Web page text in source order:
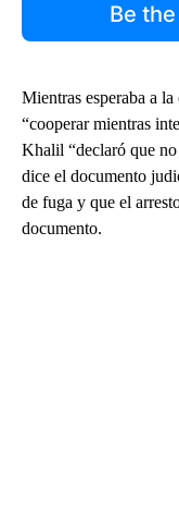
Be
Mientras esperaba a
“cooperar mientras
Khalil “declaró que
dice el documento
de fuga y que el
documento.